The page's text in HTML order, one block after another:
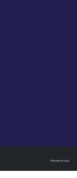
Revenir en haut